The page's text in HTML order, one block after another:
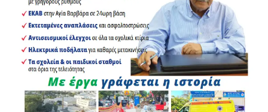
–Τις κοινωνικές διαστάσεις και τις πρακτικές ενεργούς
γήρανσης, γιατί η ζωή πρέπει να συνεχίζεται με δράση,
συμμετοχή και ποιότητα.
–Τον ήλιο και τις βλαπτικές επιδράσεις στο δέρμα μας,
καθώς η προστασία από την ηλιακή ακτινοβολία είναι
κρίσιμη σε κάθε ηλικία.
–Τις πρώτες βοήθειες, γιατί όλοι πρέπει να γνωρίζουμε